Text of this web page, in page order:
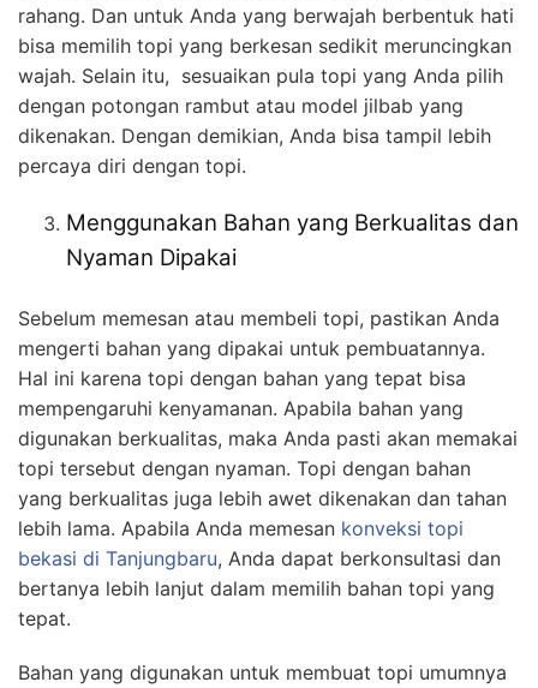
rahang. Dan untuk Anda yang berwajah berbentuk hati
bisa memilih topi yang berkesan sedikit meruncingkan
wajah. Selain itu, sesuaikan pula topi yang Anda pilih
dengan potongan rambut atau model jilbab yang
dikenakan. Dengan demikian, Anda bisa tampil lebih
percaya diri dengan topi.
Menggunakan Bahan yang Berkualitas dan
Nyaman Dipakai
Sebelum memesan atau membeli topi, pastikan Anda
mengerti bahan yang dipakai untuk pembuatannya.
Hal ini karena topi dengan bahan yang tepat bisa
mempengaruhi kenyamanan. Apabila bahan yang
digunakan berkualitas, maka Anda pasti akan memakai
topi tersebut dengan nyaman. Topi dengan bahan
yang berkualitas juga lebih awet dikenakan dan tahan
lebih lama. Apabila Anda memesan konveksi topi
bekasi di Tanjungbaru, Anda dapat berkonsultasi dan
bertanya lebih lanjut dalam memilih bahan topi yang
tepat.
Bahan yang digunakan untuk membuat topi umumnya